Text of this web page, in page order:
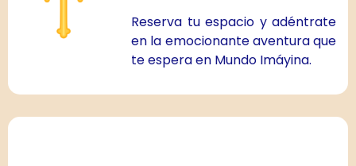
Reserva tu espacio y adéntrate
en la emocionante aventura que
te espera en Mundo Imáyina.